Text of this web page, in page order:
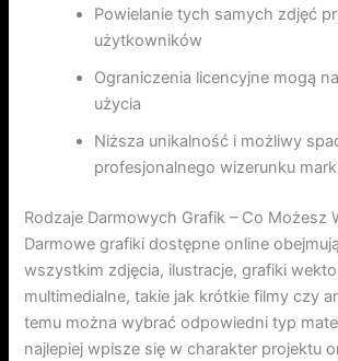
Powielanie tych samych zdjęć
użytkowników
Ograniczenia licencyjne mogą
użycia
Niższa unikalność i możliwy
profesjonalnego wizerunku
Rodzaje Darmowych Grafik – Co Możesz
Darmowe grafiki dostępne online
wszystkim zdjęcia, ilustracje, grafiki
multimedialne, takie jak krótkie filmy czy
temu można wybrać odpowiedni typ
najlepiej wpisze się w charakter projektu